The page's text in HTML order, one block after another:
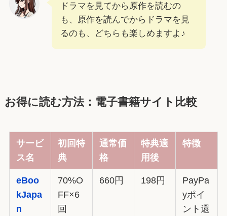
ドラマを見てから原作を読むの
も、原作を読んでからドラマを見
るのも、どちらも楽しめますよ♪
お得に読む方法：電子書籍サイト比較
サービ
ス名
初回特
典
通常価
格
特典適
用後
特徴
eBoo
kJapa
n
70%O
FF×6
回
660円 198円
PayPa
yポイ
ント還